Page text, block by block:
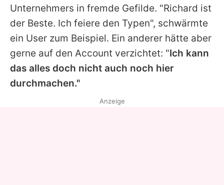
Unternehmers in fremde Gefilde. "Richard ist
der Beste. Ich feiere den Typen", schwärmte
ein User zum Beispiel. Ein anderer hätte aber
gerne auf den Account verzichtet: "Ich kann
das alles doch nicht auch noch hier
durchmachen."
Anzeige